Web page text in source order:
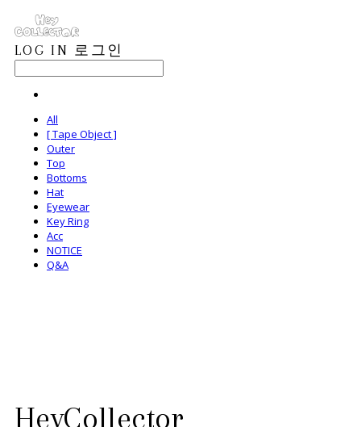
LOG IN 로그인
All
[ Tape Object ]
Outer
Top
Bottoms
Hat
Eyewear
Key Ring
Acc
NOTICE
Q&A
HeyCollector